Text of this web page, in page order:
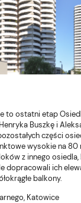
to ostatni etap
Buszkę i
części
wysokie na 80
z innego
dopracowali ich
balkony.
Katowice